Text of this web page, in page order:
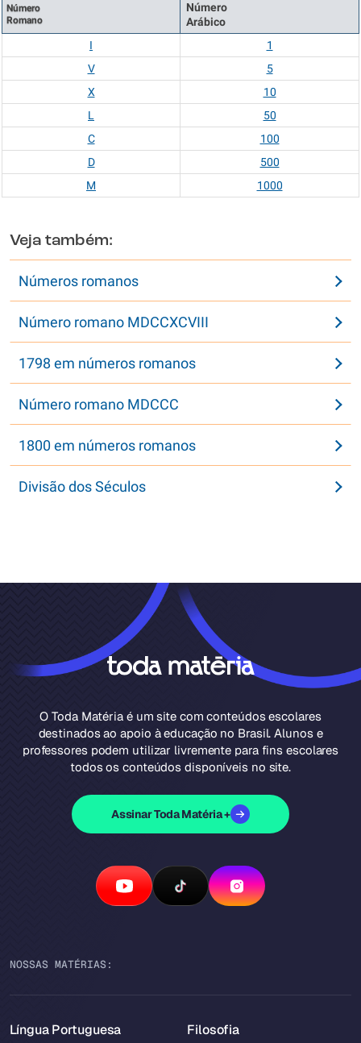
Número
Romano
Número
Arábico
I
1
V
5
X
10
L
50
C
100
D
500
M
1000
Veja também:
Números romanos
Número romano MDCCXCVIII
1798 em números romanos
Número romano MDCCC
1800 em números romanos
Divisão dos Séculos
O Toda Matéria é um site com conteúdos escolares
destinados ao apoio à educação no Brasil. Alunos e
professores podem utilizar livremente para fins escolares
todos os conteúdos disponíveis no site.
Assinar Toda Matéria +
NOSSAS MATÉRIAS:
Língua Portuguesa Filosofia